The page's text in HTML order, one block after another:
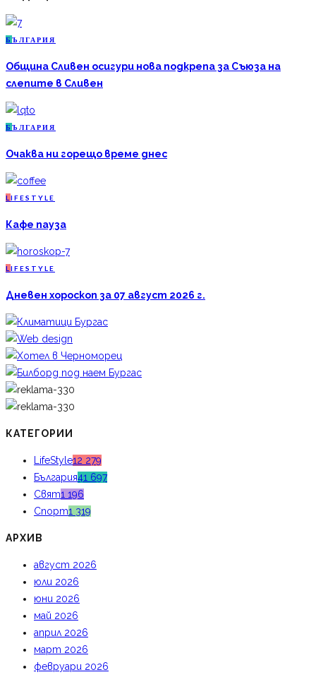
Б ЪЛГАРИЯ
Община Сливен осигури нова подкрепа за Съюза на
слепите в Сливен
Б ЪЛГАРИЯ
Очаква ни горещо време днес
L IFESTYLE
Кафе пауза
L IFESTYLE
Дневен хороскоп за 07 август 2026 г.
КАТЕГОРИИ
LifeStyle12 279
България41 697
Свят1 196
Спорт1 319
АРХИВ
август 2026
юли 2026
юни 2026
май 2026
април 2026
март 2026
февруари 2026